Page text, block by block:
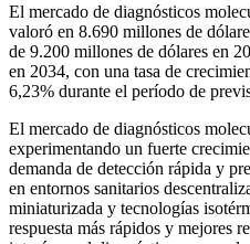
El mercado de diagnósticos
valoró en 8.690 millones de
de 9.200 millones de dólares en
en 2034, con una tasa de
6,23% durante el período de
El mercado de diagnósticos
experimentando un fuerte
demanda de detección rápida y
en entornos sanitarios
miniaturizada y tecnologías
respuesta más rápidos y mejores